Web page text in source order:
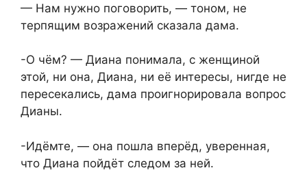
— Нам нужно поговорить, — тоном, не
терпящим возражений сказала дама.
-О чём? — Диана понимала, с женщиной
этой, ни она, Диана, ни её интересы, нигде не
пересекались, дама проигнорировала вопрос
Дианы.
-Идёмте, — она пошла вперёд, уверенная,
что Диана пойдёт следом за ней.